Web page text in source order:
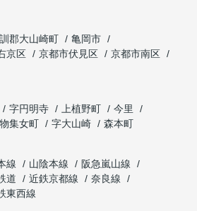
郡大山崎町
亀岡市
京区 京都市伏見区
京都市南区
字円明寺 上植野町
今里
物集女町 字大山崎
森本町
線 山陰本線
阪急嵐山線
道 近鉄京都線
奈良線
東西線